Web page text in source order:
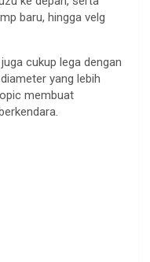
baru, hingga velg
cukup lega dengan
yang lebih
membuat